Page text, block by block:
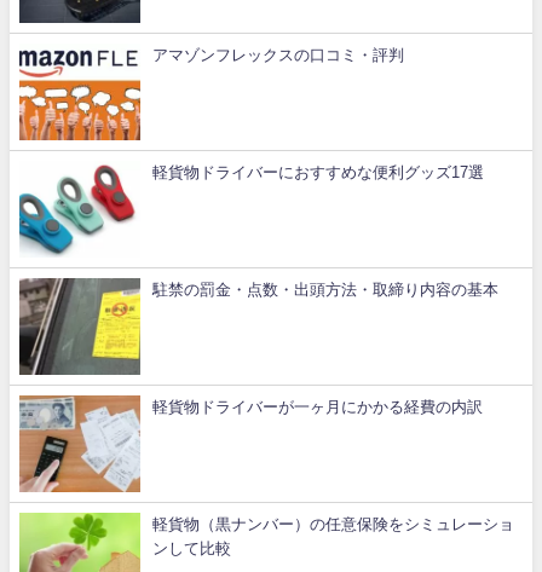
アマゾンフレックスの口コミ・評判
軽貨物ドライバーにおすすめな便利グッズ17選
駐禁の罰金・点数・出頭方法・取締り内容の基本
軽貨物ドライバーが一ヶ月にかかる経費の内訳
軽貨物（黒ナンバー）の任意保険をシミュレーショ
ンして比較